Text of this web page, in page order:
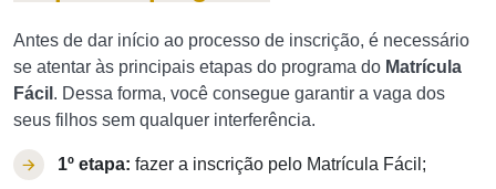
Antes de dar início ao processo de inscrição, é necessário
se atentar às principais etapas do programa do Matrícula
Fácil . Dessa forma, você consegue garantir a vaga dos
seus filhos sem qualquer interferência.
1º etapa: fazer a inscrição pelo Matrícula Fácil;